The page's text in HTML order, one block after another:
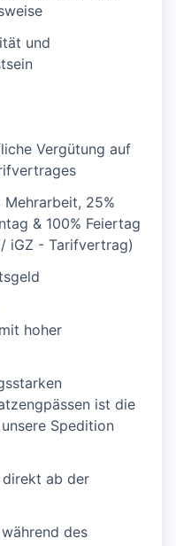
und
Vergütung auf
25%
& 100% Feiertag
iGZ - Tarifvertrag)
hoher
ist die
Spedition
ab der
des